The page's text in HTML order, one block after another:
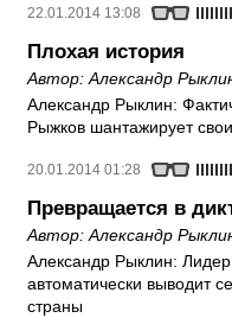
22.01.2014 13:08
Плохая история
Автор: Александр
Александр Рыклин:
Рыжков шантажирует
20.01.2014 01:28
Превращается в
Автор: Александр
Александр Рыклин:
автоматически выводит
страны